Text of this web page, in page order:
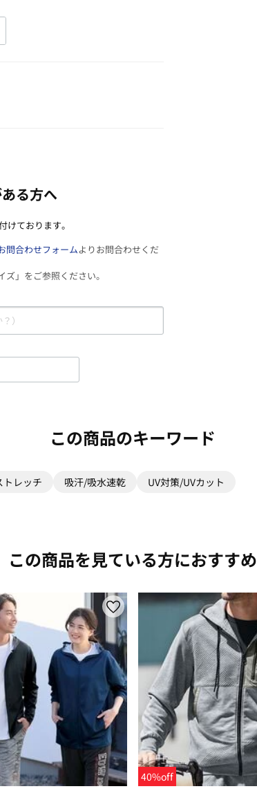
る方へ
けております。
問合わせフォームよりお問合わせくだ
」をご参照ください。
この商品のキーワード
トレッチ 吸汗/吸水速乾 UV対策/UVカット
この商品を見ている方におすすめ
40%off